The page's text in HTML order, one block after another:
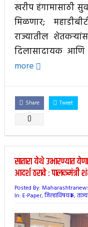
खरीप हंगामासाठी
मिळणार;
राज्यातील
दिलासादायक आणि
more
Share
0
Tweet
सातारा येथे उभारण्यात
आदर्श ठरावे : पालकमंत्री
Posted By:
In: E-Paper,जिल्हाविषयक,